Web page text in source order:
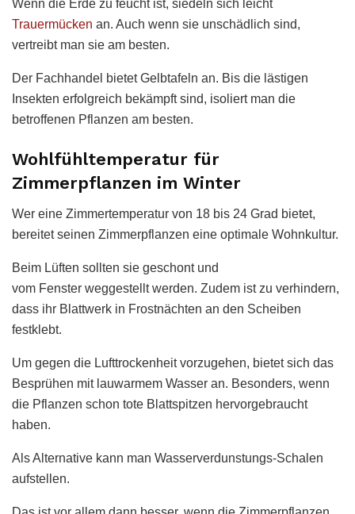
Wenn die Erde zu feucht ist, siedeln sich leicht
Trauermücken an. Auch wenn sie unschädlich sind,
vertreibt man sie am besten.
Der Fachhandel bietet Gelbtafeln an. Bis die lästigen
Insekten erfolgreich bekämpft sind, isoliert man die
betroffenen Pflanzen am besten.
Wohlfühltemperatur für
Zimmerpflanzen im Winter
Wer eine Zimmertemperatur von 18 bis 24 Grad bietet,
bereitet seinen Zimmerpflanzen eine optimale Wohnkultur.
Beim Lüften sollten sie geschont und
vom Fenster weggestellt werden. Zudem ist zu verhindern,
dass ihr Blattwerk in Frostnächten an den Scheiben
festklebt.
Um gegen die Lufttrockenheit vorzugehen, bietet sich das
Besprühen mit lauwarmem Wasser an. Besonders, wenn
die Pflanzen schon tote Blattspitzen hervorgebraucht
haben.
Als Alternative kann man Wasserverdunstungs-Schalen
aufstellen.